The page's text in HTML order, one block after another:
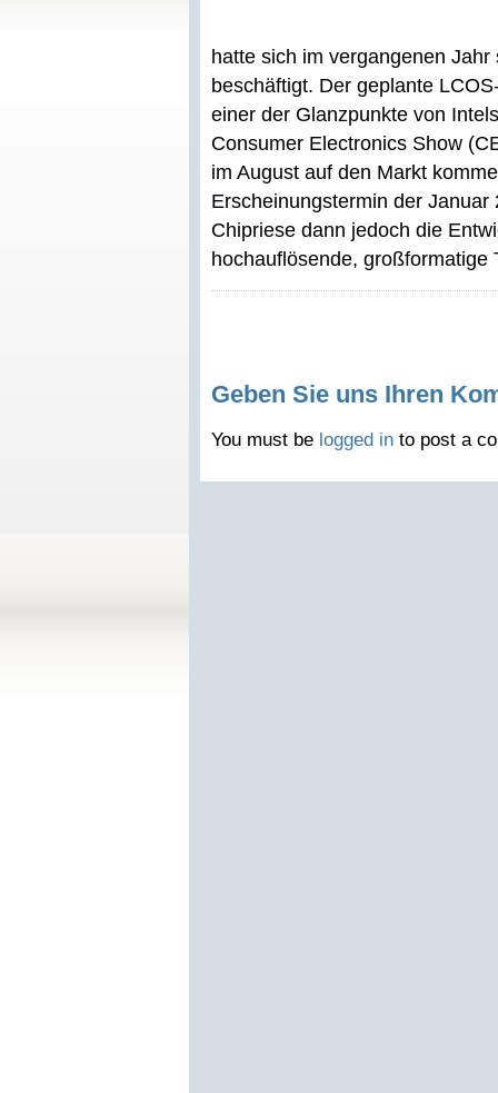
hatte sich im vergangenen
beschäftigt. Der geplante
einer der Glanzpunkte von
Consumer Electronics Show
im August auf den Markt
Erscheinungstermin der
Chipriese dann jedoch die
hochauflösende, großformatige
Geben Sie uns Ihren
You must be logged in to post a